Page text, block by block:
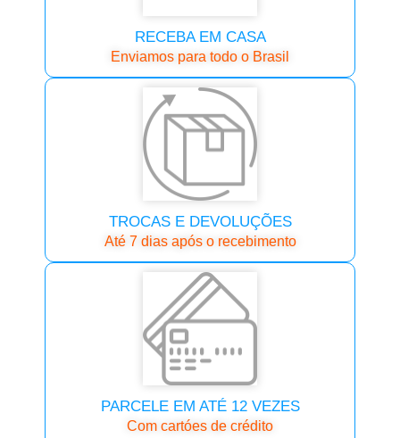
RECEBA EM CASA
Enviamos para todo o Brasil
TROCAS E DEVOLUÇÕES
Até 7 dias após o recebimento
PARCELE EM ATÉ 12 VEZES
Com cartóes de crédito